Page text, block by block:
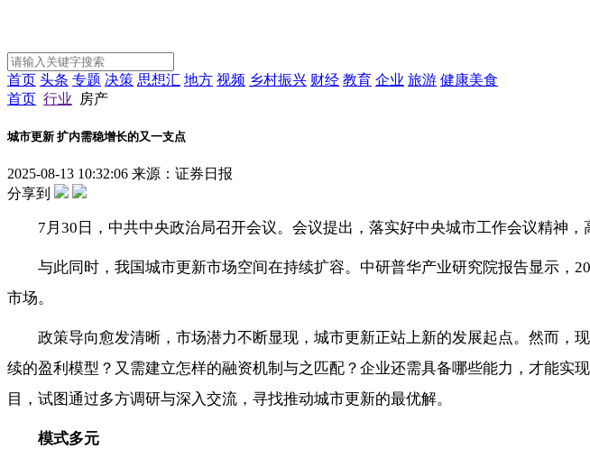
首页 头条 专题 决策 思想汇 地方 视频 乡村振兴 财经 教育 企业 旅游 健康美食
首页 行业 房产
城市更新 扩内需稳增长的又一支点
2025-08-13 10:32:06 来源：证券日报
分享到
7月30日，中共中央政治局召开会议。会议提出，落实好中央城市工作会议精神
与此同时，我国城市更新市场空间在持续扩容。中研普华产业研究院报告显示，
市场。
政策导向愈发清晰，市场潜力不断显现，城市更新正站上新的发展起点。然而
续的盈利模型？又需建立怎样的融资机制与之匹配？企业还需具备哪些能力，才能
目，试图通过多方调研与深入交流，寻找推动城市更新的最优解。
模式多元